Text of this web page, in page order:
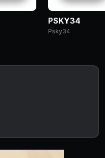
PSKY34
Psky34